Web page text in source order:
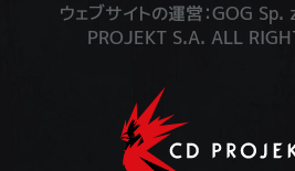
ウェブサイトの運営：GOG
PROJEKT S.A. ALL